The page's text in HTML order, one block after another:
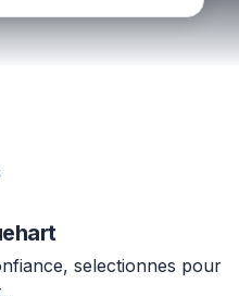
selectionnes pour